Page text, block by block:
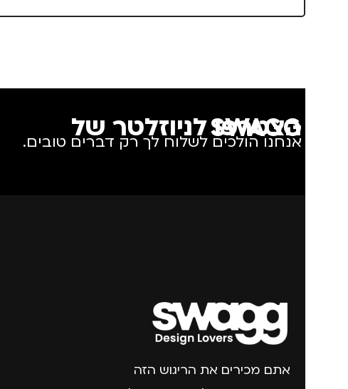
צבע ורוד
מתאים ל גברים ,נשים
צבע ורוד
מתאים ל גברים
הצטרפו לניוזלטר של SWAGG
אנחנו הולכים לשלוח לך רק דברים טובים.
אתם מכירים את הריגוש הזה